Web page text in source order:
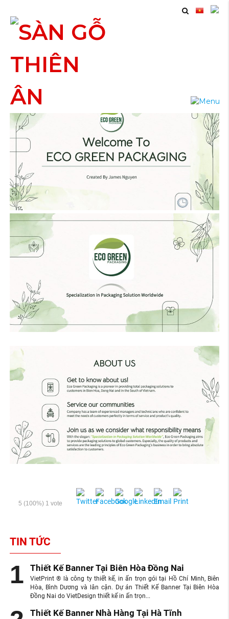
Hồ Sơ Năng Lực
5 (100%) 1 vote
TIN TỨC
Thiết Kế Banner Tại Biên Hòa Đồng Nai
VietPrint ® là công ty thiết kế, in ấn trọn gói tại Hồ Chí Minh, Biên
Hòa, Bình Dương và lân cận. Dự án Thiết Kế Banner Tại Biên Hòa
Đồng Nai do VietDesign thiết kế in ấn trọn...
Thiết Kế Banner Nhà Hàng Tại Hà Tĩnh